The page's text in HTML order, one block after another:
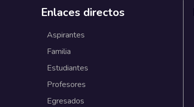
Enlaces directos
Aspirantes
Familia
Estudiantes
Profesores
Egresados